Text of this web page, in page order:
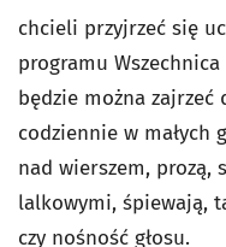
chcieli przyjrzeć się
programu
będzie można zajrzeć
codziennie w małych
nad wierszem, prozą,
lalkowymi, śpiewają,
czy nośność głosu.